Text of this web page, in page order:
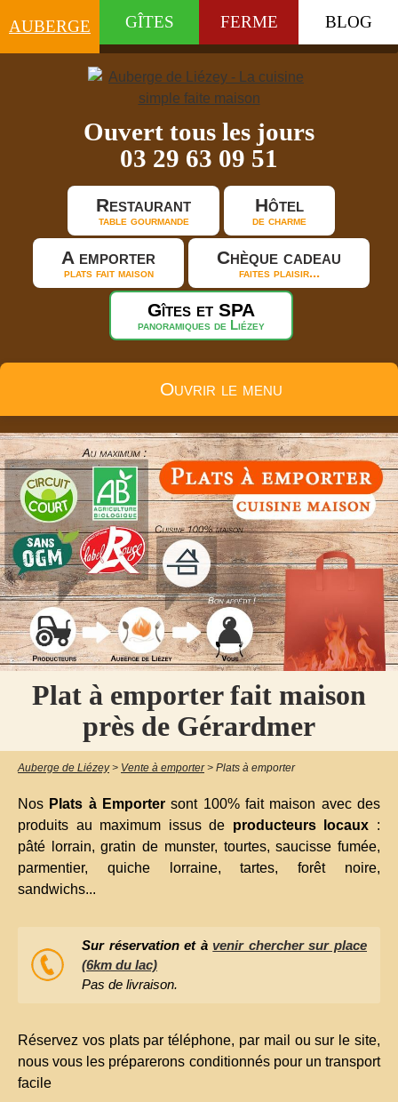
AUBERGE GÎTES FERME BLOG
Ouvert tous les jours
03 29 63 09 51
Restaurant
table gourmande
Hôtel
de charme
A emporter
plats fait maison
Chèque cadeau
faites plaisir...
Gîtes et SPA
panoramiques de Liézey
Ouvrir le menu
Plat à emporter fait maison
près de Gérardmer
Auberge de Liézey > Vente à emporter > Plats à emporter
Nos Plats à Emporter sont 100% fait maison avec des
produits au maximum issus de producteurs locaux :
pâté lorrain, gratin de munster, tourtes, saucisse fumée,
parmentier, quiche lorraine, tartes, forêt noire,
sandwichs...
Sur réservation et à venir chercher sur place
(6km du lac)
Pas de livraison.
Réservez vos plats par téléphone, par mail ou sur le site,
nous vous les préparerons conditionnés pour un transport
facile